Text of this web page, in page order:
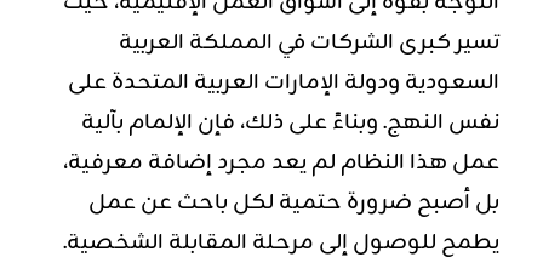
تسير كبرى الشركات في المملكة العربية
السعودية ودولة الإمارات العربية المتحدة على
نفس النهج. وبناءً على ذلك، فإن الإلمام بآلية
عمل هذا النظام لم يعد مجرد إضافة معرفية،
بل أصبح ضرورة حتمية لكل باحث عن عمل
يطمح للوصول إلى مرحلة المقابلة الشخصية.